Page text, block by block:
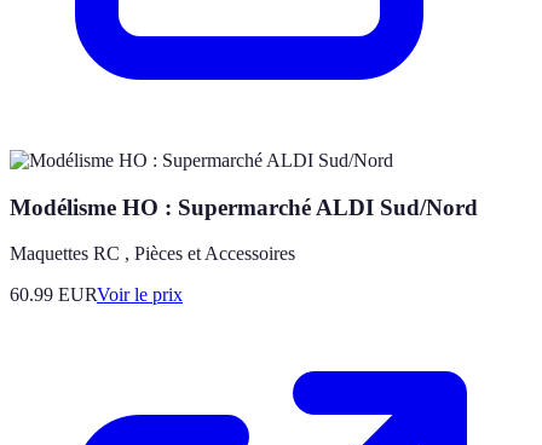
Modélisme HO : Supermarché ALDI Sud/Nord
Maquettes RC , Pièces et Accessoires
60.99 EURVoir le prix